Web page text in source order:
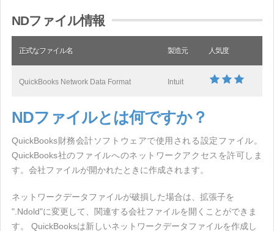
NDファイル情報
正式なファイル名 製造元 人気度
QuickBooks Network Data Format Intuit
NDファイルとは何ですか？
QuickBooks財務会計ソフトウェアで使用される設定ファイル。
QuickBooks社のファイルへのネットワークアクセスを許可しま
す。会社ファイルが開かれたときに作成されます。
ネットワークデータファイルが破損した場合は、拡張子を
".Ndold"に変更して、関連する会社ファイルを開くことができま
す。 QuickBooksは新しいネットワークデータファイルを作成し